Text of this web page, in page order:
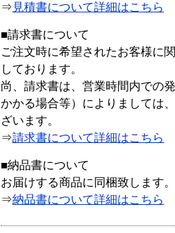
⇒ 見積書について詳細はこちら
■請求書について
ご注文時に希望されたお客様に
しております。
尚、請求書は、営業時間内での
かかる場合等）によりましては
ざいます。
⇒請求書について詳細はこちら
■納品書について
お届けする商品に同梱致します。
⇒納品書について詳細はこちら